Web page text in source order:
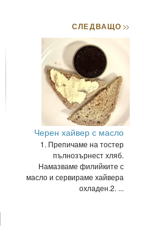
СЛЕДВАЩО>>
Черен хайвер с масло
1. Препичаме на тостер
пълнозърнест хляб.
Намазваме филийките с
масло и сервираме хайвера
охладен.2. ...